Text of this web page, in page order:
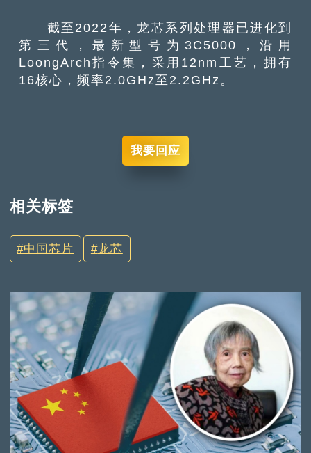
截至2022年，龙芯系列处理器已进化到
第三代，最新型号为3C5000，沿用
LoongArch指令集，采用12nm工艺，拥有
16核心，频率2.0GHz至2.2GHz。
我要回应
相关标签
中国芯片 龙芯